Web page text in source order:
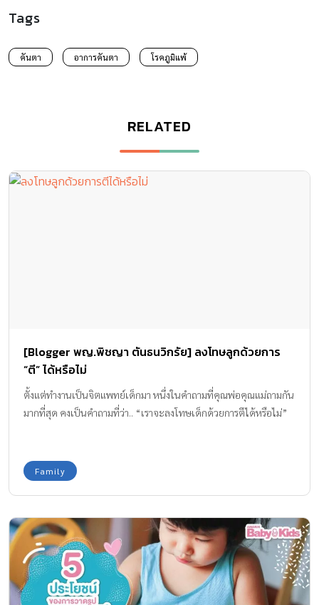
Tags
คันตา อาการคันตา โรคภูมิแพ้
RELATED
[Blogger พญ.พิชญา ตันธนวิกรัย] ลงโทษลูกด้วยการ
“ตี” ได้หรือไม่
ตั้งแต่ทำงานเป็นจิตแพทย์เด็กมา หนึ่งในคำถามที่คุณพ่อคุณแม่ถามกัน
มากที่สุด คงเป็นคำถามที่ว่า.. “เราจะลงโทษเด็กด้วยการตีได้หรือไม่”
Family